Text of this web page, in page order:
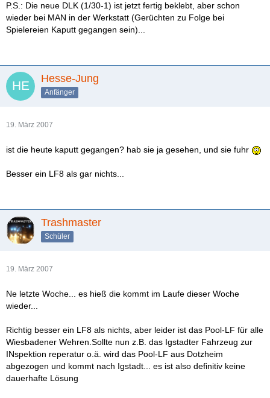
P.S.: Die neue DLK (1/30-1) ist jetzt fertig beklebt, aber schon
wieder bei MAN in der Werkstatt (Gerüchten zu Folge bei
Spielereien Kaputt gegangen sein)...
Hesse-Jung
Anfänger
19. März 2007
ist die heute kaputt gegangen? hab sie ja gesehen, und sie fuhr
Besser ein LF8 als gar nichts...
Trashmaster
Schüler
19. März 2007
Ne letzte Woche... es hieß die kommt im Laufe dieser Woche
wieder...
Richtig besser ein LF8 als nichts, aber leider ist das Pool-LF für alle
Wiesbadener Wehren.Sollte nun z.B. das Igstadter Fahrzeug zur
INspektion reperatur o.ä. wird das Pool-LF aus Dotzheim
abgezogen und kommt nach Igstadt... es ist also definitiv keine
dauerhafte Lösung